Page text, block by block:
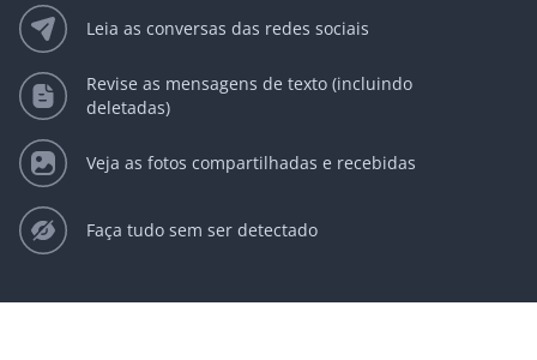
Leia as conversas das redes sociais
Revise as mensagens de texto (incluindo
deletadas)
Veja as fotos compartilhadas e recebidas
Faça tudo sem ser detectado